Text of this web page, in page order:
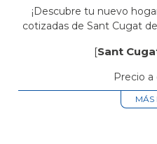
¡Descubre tu nuevo
cotizadas de Sant Cugat
Rius i
[Sant
Precio
MÁS